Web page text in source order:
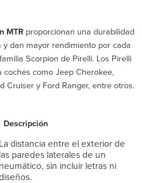
MTR proporcionan una durabilidad
dan mayor rendimiento por cada
Scorpion de Pirelli. Los Pirelli
coches como Jeep Cherokee,
Cruiser y Ford Ranger, entre otros.
Descripción
La distancia entre el exterior de
las paredes laterales de un
neumático, sin incluir letras ni